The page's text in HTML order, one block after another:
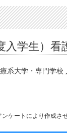
学生）
系大学・専門学
ケートにより作成さ